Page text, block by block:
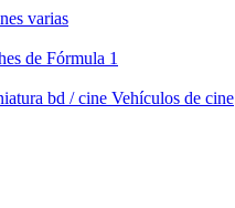
varias
de Fórmula 1
bd / cine Vehículos de cine